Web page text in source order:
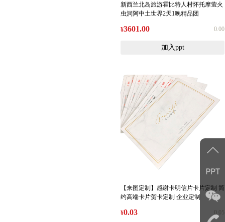
新西兰北岛旅游霍比特人村怀托摩萤火
虫洞阿中土世界2天1晚精品团
¥3601.00 0.00
加入ppt
【来图定制】感谢卡明信片卡片定制 简
约高端卡片贺卡定制 企业定制
¥0.03 0.05